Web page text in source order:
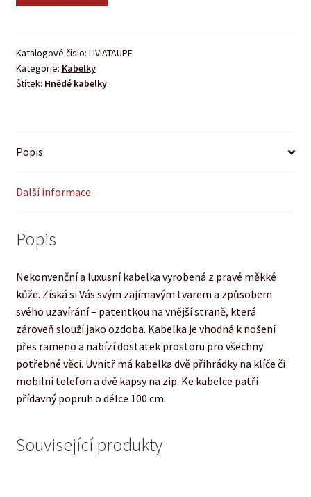
Katalogové číslo: LIVIATAUPE
Kategorie: Kabelky
Štítek: Hnědé kabelky
Popis
Další informace
Popis
Nekonvenční a luxusní kabelka vyrobená z pravé měkké
kůže. Získá si Vás svým zajímavým tvarem a způsobem
svého uzavírání – patentkou na vnější straně, která
zároveň slouží jako ozdoba. Kabelka je vhodná k nošení
přes rameno a nabízí dostatek prostoru pro všechny
potřebné věci. Uvnitř má kabelka dvě přihrádky na klíče či
mobilní telefon a dvě kapsy na zip. Ke kabelce patří
přídavný popruh o délce 100 cm.
Související produkty